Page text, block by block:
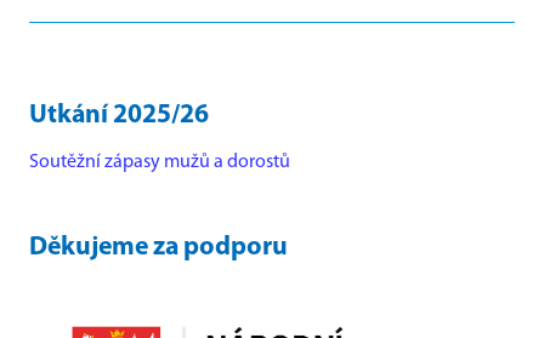
Utkání 2025/26
Soutěžní zápasy mužů a dorostů
Děkujeme za podporu